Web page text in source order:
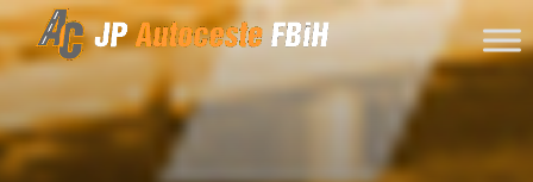
Skip to content